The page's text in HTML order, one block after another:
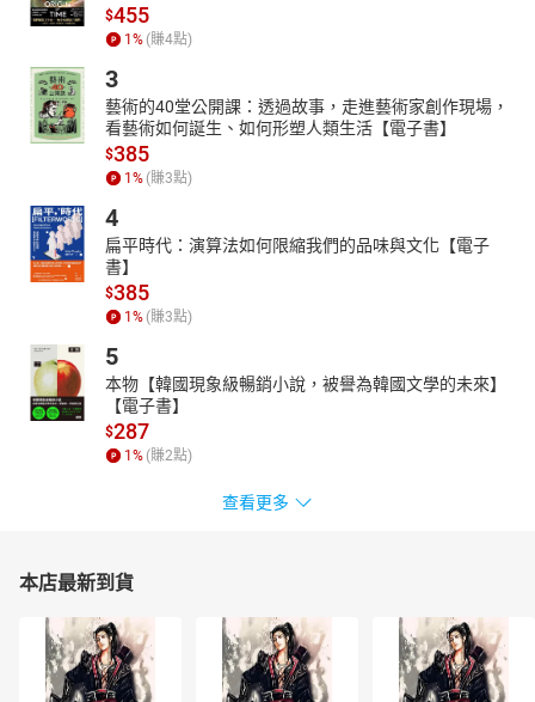
$455
1% (賺4點)
3
藝術的40堂公開課：透過故事，走進藝術家創作現場，
看藝術如何誕生、如何形塑人類生活【電子書】
$385
1% (賺3點)
4
扁平時代：演算法如何限縮我們的品味與文化【電子
書】
$385
1% (賺3點)
5
本物【韓國現象級暢銷小說，被譽為韓國文學的未來】
【電子書】
$287
1% (賺2點)
查看更多
本店最新到貨